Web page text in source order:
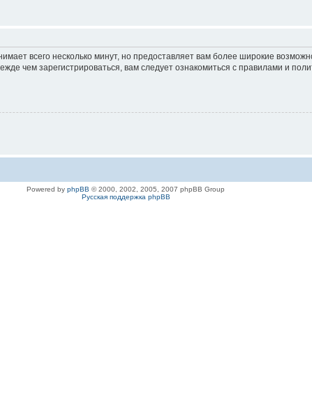
всего несколько минут, но предоставляет вам более широкие
чем зарегистрироваться, вам следует ознакомиться с правилами и
Powered by phpBB © 2000, 2002, 2005, 2007 phpBB Group
Русская поддержка phpBB